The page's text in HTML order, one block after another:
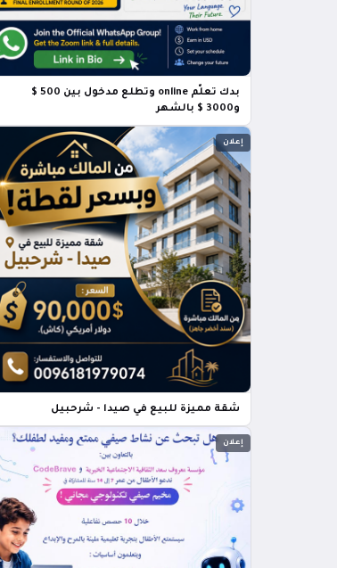
بدك تعلّم online وتطلع مدخول بين 500 $
و3000 $ بالشهر
إعلان
شقة مميزة للبيع في صيدا - شرحبيل
إعلان